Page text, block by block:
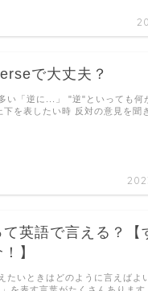
で大丈夫？
い「逆に...」 "逆"といっても何
を表したい時 反対の意見を聞
て英語で言える？【
】
たいときはどのように言えばよ